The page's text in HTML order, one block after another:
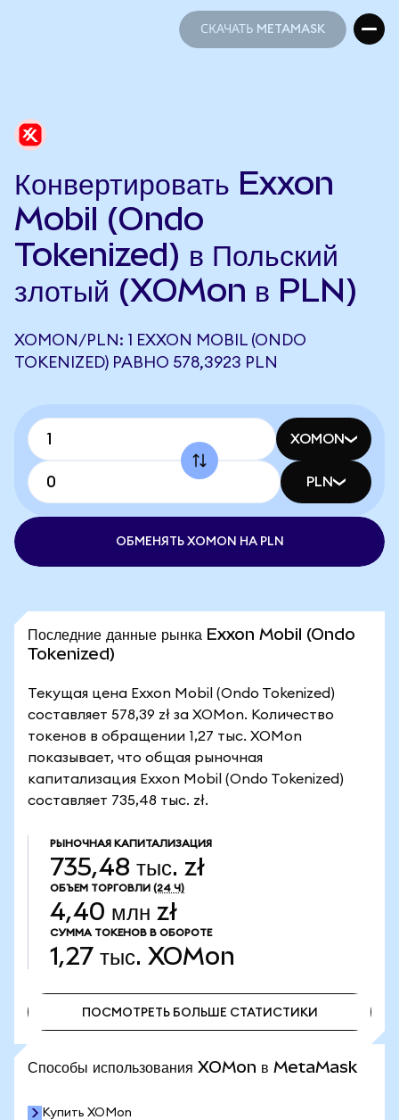
СКАЧАТЬ METAMASK
Конвертировать Exxon
Mobil (Ondo
Tokenized) в Польский
злотый (XOMon в PLN)
XOMON/PLN: 1 EXXON MOBIL (ONDO
TOKENIZED) РАВНО 578,3923 PLN
XOMON
PLN
ОБМЕНЯТЬ XOMON НА PLN
Последние данные рынка Exxon Mobil (Ondo
Tokenized)
Текущая цена Exxon Mobil (Ondo Tokenized)
составляет 578,39 zł за XOMon. Количество
токенов в обращении 1,27 тыс. XOMon
показывает, что общая рыночная
капитализация Exxon Mobil (Ondo Tokenized)
составляет 735,48 тыс. zł.
РЫНОЧНАЯ КАПИТАЛИЗАЦИЯ
735,48 тыс. zł
ОБЪЕМ ТОРГОВЛИ (24 Ч)
4,40 млн zł
СУММА ТОКЕНОВ В ОБОРОТЕ
1,27 тыс. XOMon
ПОСМОТРЕТЬ БОЛЬШЕ СТАТИСТИКИ
Способы использования XOMon в MetaMask
Купить XOMon